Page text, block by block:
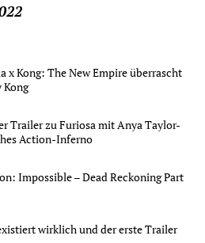
x Kong: The New Empire überrascht
Kong
Trailer zu Furiosa mit Anya Taylor-
Action-Inferno
Impossible – Dead Reckoning Part
wirklich und der erste Trailer